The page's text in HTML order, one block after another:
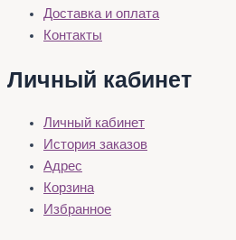
Доставка и оплата
Контакты
Личный кабинет
Личный кабинет
История заказов
Адрес
Корзина
Избранное